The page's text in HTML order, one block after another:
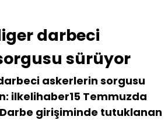
darbeci
sürüyor
askerlerin sorgusu
ilkelihaber15 Temmuzda
girişiminde tutuklanan